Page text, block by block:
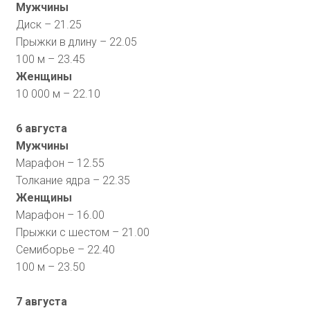
Мужчины
Диск – 21.25
Прыжки в длину – 22.05
100 м – 23.45
Женщины
10 000 м – 22.10
6 августа
Мужчины
Марафон – 12.55
Толкание ядра – 22.35
Женщины
Марафон – 16.00
Прыжки с шестом – 21.00
Семиборье – 22.40
100 м – 23.50
7 августа